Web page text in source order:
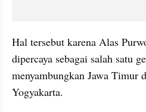
Hal tersebut karena Alas
dipercaya sebagai salah satu
menyambungkan Jawa Timur
Yogyakarta.